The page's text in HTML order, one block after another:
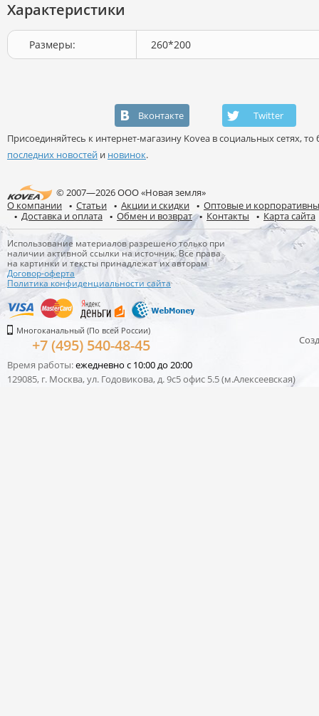
Характеристики
Размеры: 260*200
Вконтакте
Twitter
Присоединяйтесь к интернет-магазину Kovea в социальных сетях, то
последних новостей и новинок.
© 2007—2026 ООО «Новая земля»
О компании
Статьи Акции и скидки
Оптовые и
Доставка и оплата
Обмен и возврат Контакты Карта сайта
Использование материалов разрешено только при
наличии активной ссылки на источник. Все права
на картинки и тексты принадлежат их авторам
Договор-оферта
Политика конфиденциальности сайта
Многоканальный (По всей России)
+7 (495) 540-48-45
Время работы:ежедневно с 10:00 до 20:00
129085, г. Москва, ул. Годовикова, д. 9с5 офис 5.5 (м.Алексеевская)